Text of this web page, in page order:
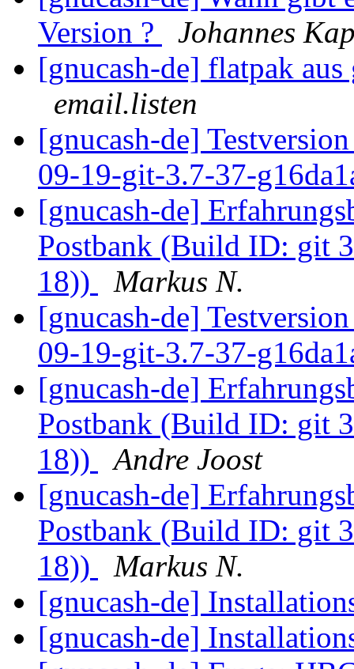
Version ?
Johannes
[gnucash-de] flatpak
email.listen
[gnucash-de]
09-19-git-3.7-37-
[gnucash-de]
Postbank (Build ID: git
18))
Markus N.
[gnucash-de]
09-19-git-3.7-37-
[gnucash-de]
Postbank (Build ID: git
18))
Andre Joost
[gnucash-de]
Postbank (Build ID: git
18))
Markus N.
[gnucash-de]
[gnucash-de]